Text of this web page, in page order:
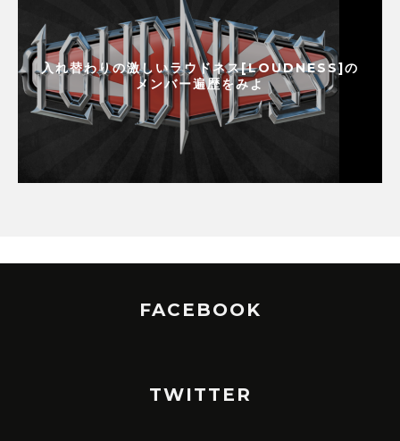
入れ替わりの激しいラウドネス[LOUDNESS]の
メンバー遍歴をみよ
FACEBOOK
TWITTER